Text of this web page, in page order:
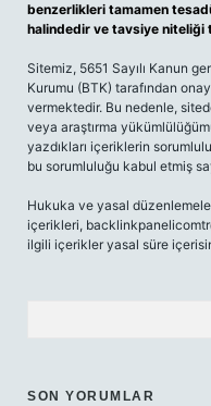
benzerlikleri tamamen
halindedir ve tavsiye niteliği
Sitemiz, 5651 Sayılı Kanun
Kurumu (BTK) tarafından
vermektedir. Bu nedenle,
veya araştırma
yazdıkları içeriklerin
bu sorumluluğu kabul etmiş
Hukuka ve yasal
içerikleri,
ilgili içerikler yasal süre
SON YORUMLAR